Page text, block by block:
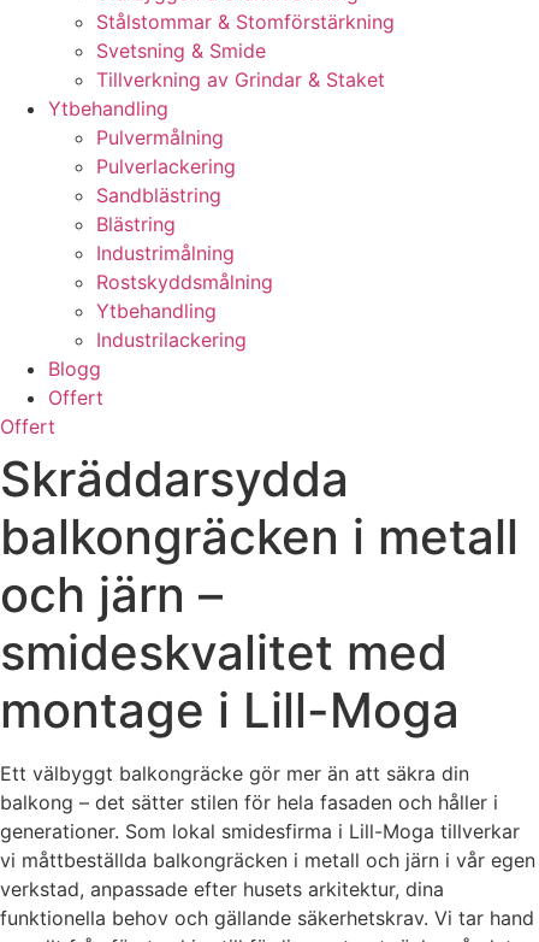
Stålstommar & Stomförstärkning
Svetsning & Smide
Tillverkning av Grindar & Staket
Ytbehandling
Pulvermålning
Pulverlackering
Sandblästring
Blästring
Industrimålning
Rostskyddsmålning
Ytbehandling
Industrilackering
Blogg
Offert
Offert
Skräddarsydda
balkongräcken i metall
och järn –
smideskvalitet med
montage i Lill-Moga
Ett välbyggt balkongräcke gör mer än att säkra din
balkong – det sätter stilen för hela fasaden och håller i
generationer. Som lokal smidesfirma i Lill-Moga tillverkar
vi måttbeställda balkongräcken i metall och järn i vår egen
verkstad, anpassade efter husets arkitektur, dina
funktionella behov och gällande säkerhetskrav. Vi tar hand